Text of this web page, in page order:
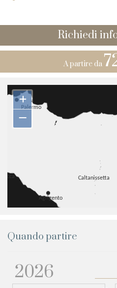
Richiedi
A partire da
+
–
Quando partire
2026